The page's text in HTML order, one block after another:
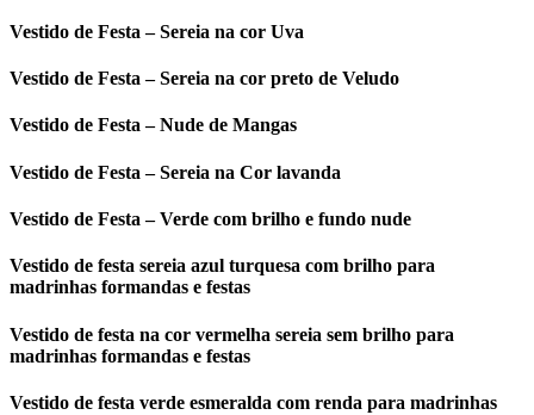
Vestido de Festa – Sereia na cor Uva
Vestido de Festa – Sereia na cor preto de Veludo
Vestido de Festa – Nude de Mangas
Vestido de Festa – Sereia na Cor lavanda
Vestido de Festa – Verde com brilho e fundo nude
Vestido de festa sereia azul turquesa com brilho para
madrinhas formandas e festas
Vestido de festa na cor vermelha sereia sem brilho para
madrinhas formandas e festas
Vestido de festa verde esmeralda com renda para madrinhas